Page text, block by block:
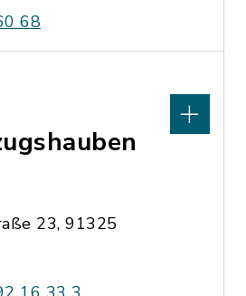
68
23, 91325